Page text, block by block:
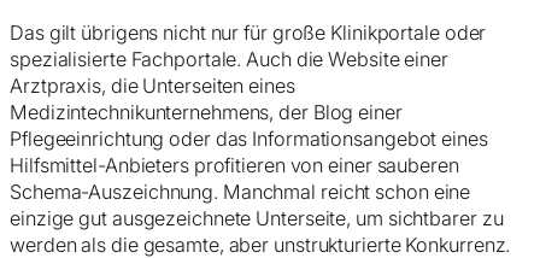
Das gilt übrigens nicht nur für große Klinikportale oder
spezialisierte Fachportale. Auch die Website einer
Arztpraxis, die Unterseiten eines
Medizintechnikunternehmens, der Blog einer
Pflegeeinrichtung oder das Informationsangebot eines
Hilfsmittel-Anbieters profitieren von einer sauberen
Schema-Auszeichnung. Manchmal reicht schon eine
einzige gut ausgezeichnete Unterseite, um sichtbarer zu
werden als die gesamte, aber unstrukturierte Konkurrenz.